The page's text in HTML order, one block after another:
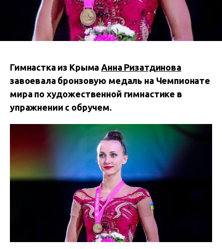
Гимнастка из КрымаАнна Ризатдинова
завоевала бронзовую медаль на Чемпионате
мира по художественной гимнастике в
упражнении с обручем.